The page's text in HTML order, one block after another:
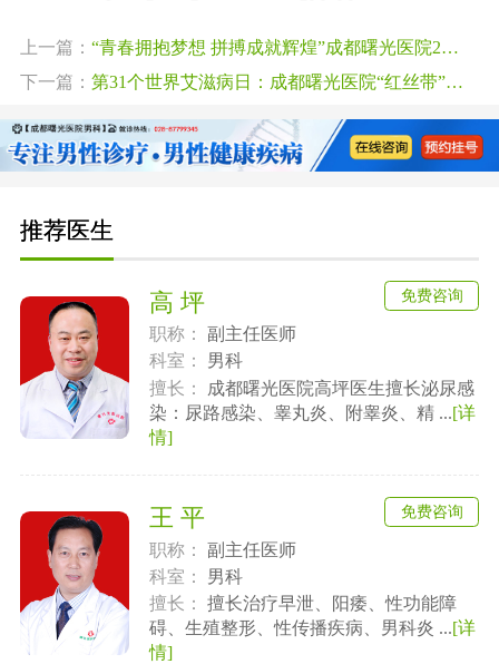
上一篇：
“青春拥抱梦想 拼搏成就辉煌”成都曙光医院2019春季运动会胜利举行
下一篇：
第31个世界艾滋病日：成都曙光医院“红丝带”防艾公益行走进成都高校
推荐医生
高 坪
职称：
副主任医师
科室：
男科
擅长：
成都曙光医院高坪医生擅长泌尿感
染：尿路感染、睾丸炎、附睾炎、精 ...[详
情]
免费咨询
王 平
职称：
副主任医师
科室：
男科
擅长：
擅长治疗早泄、阳痿、性功能障
碍、生殖整形、性传播疾病、男科炎 ...[详
情]
免费咨询